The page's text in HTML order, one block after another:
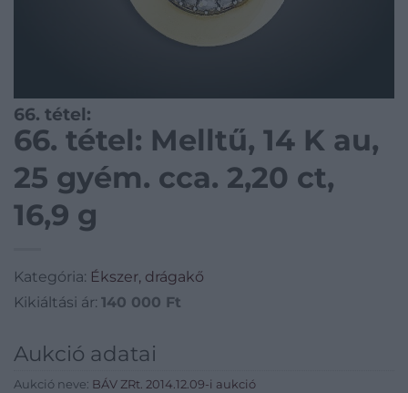
66. tétel:
66. tétel: Melltű, 14 K au,
25 gyém. cca. 2,20 ct,
16,9 g
Kategória: Ékszer, drágakő
Kikiáltási ár: 140 000 Ft
Aukció adatai
Aukció neve: BÁV ZRt. 2014.12.09-i aukció